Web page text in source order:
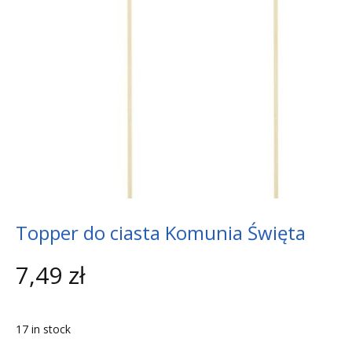
Topper do ciasta Komunia Święta
7,49 zł
17 in stock